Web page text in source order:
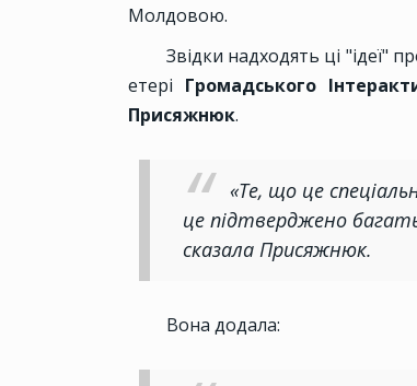
Молдовою.
Звідки надходять ці "ідеї"
етері Громадського
Присяжнюк.
«Те, що це
це підтверджено
сказала Присяжнюк.
Вона додала: